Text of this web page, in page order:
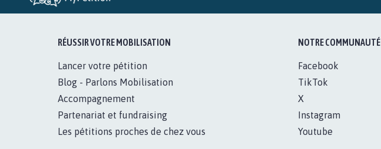
RÉUSSIR VOTRE MOBILISATION
Lancer votre pétition
Blog - Parlons Mobilisation
Accompagnement
Partenariat et fundraising
Les pétitions proches de chez vous
NOTRE COMMUNAUTÉ
Facebook
TikTok
X
Instagram
Youtube